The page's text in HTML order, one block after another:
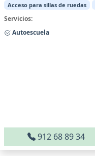
Acceso para sillas de ruedas
Servicios:
Autoescuela
912 68 89 34